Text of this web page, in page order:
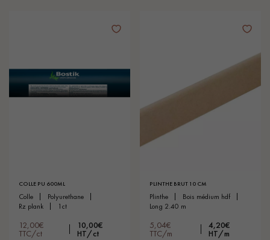
COLLE PU 600ML
colle
polyurethane
rz plank
1ct
12,00€
TTC/ct
10,00€
HT/ct
PLINTHE BRUT 10 CM
plinthe
bois médium hdf
long 2.40 m
5,04€
TTC/m
4,20€
HT/m